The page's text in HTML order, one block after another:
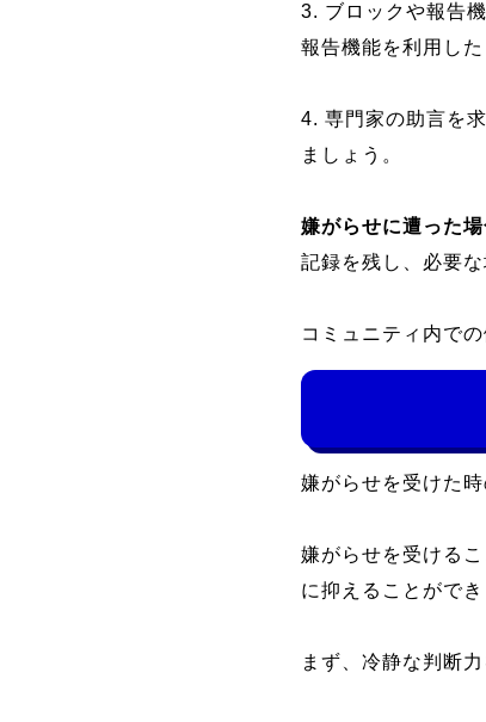
3. ブロックや報告
報告機能を利用し
4. 専門家の助言を
ましょう。
嫌がらせに遭った
記録を残し、必要
コミュニティ内で
嫌がらせを受けた
嫌がらせを受ける
に抑えることができ
まず、冷静な判断